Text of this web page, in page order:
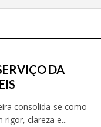
DA
consolida-se como
rigor, clareza e...